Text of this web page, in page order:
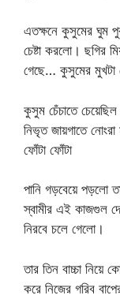
এতক্ষনে কুসুমের ঘুম
চেষ্টা করলো। ছগির
গেছে… কুসুমের মুখটা
কুসুম চেঁচাতে
নিভৃত জায়গাতে
ফোঁটা ফোঁটা
পানি গড়বেয়ে পড়লো
স্বামীর এই কাজগুল
নিরবে চলে গেলো।
তার তিন বাচ্চা নিয়ে
করে নিজের গরিব